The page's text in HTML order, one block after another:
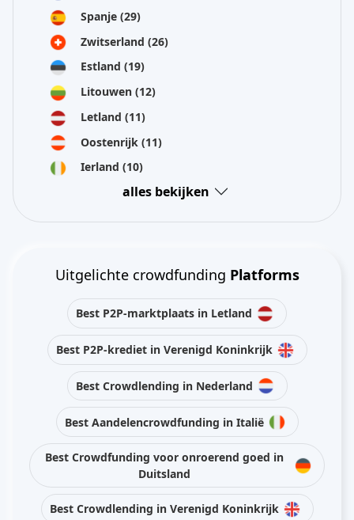
Spanje (29)
Zwitserland (26)
Estland (19)
Litouwen (12)
Letland (11)
Oostenrijk (11)
Ierland (10)
alles bekijken
Uitgelichte crowdfunding Platforms
Best P2P-marktplaats in Letland
Best P2P-krediet in Verenigd Koninkrijk
Best Crowdlending in Nederland
Best Aandelencrowdfunding in Italië
Best Crowdfunding voor onroerend goed in
Duitsland
Best Crowdlending in Verenigd Koninkrijk